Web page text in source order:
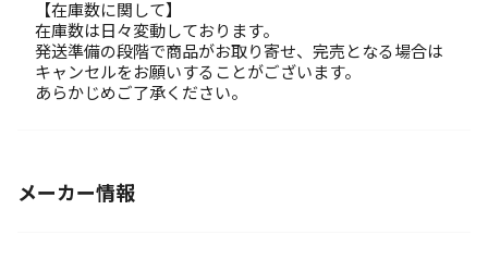
【在庫数に関して】
在庫数は日々変動しております。
発送準備の段階で商品がお取り寄せ、完売となる場合は
キャンセルをお願いすることがございます。
あらかじめご了承ください。
メーカー情報